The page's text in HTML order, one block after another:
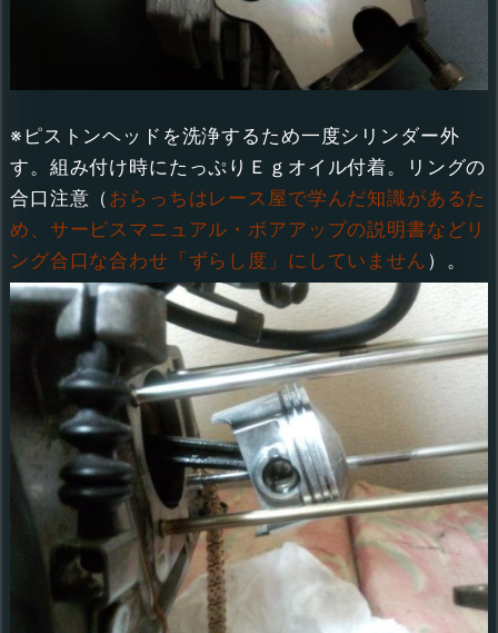
※ピストンヘッドを洗浄するため一度シリンダー外
す。組み付け時にたっぷりＥｇオイル付着。リングの
合口注意（ おらっちはレース屋で学んだ知識があるた
め、サービスマニュアル・ボアアップの説明書などリ
ング合口な合わせ「ずらし度」にしていません ）。